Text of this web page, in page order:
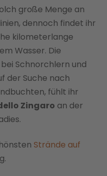
große Menge an
dennoch findet ihr
kilometerlange
Wasser. Die
Schnorchlern und
der Suche nach
fühlt ihr
Zingaro an der
Strände auf